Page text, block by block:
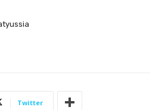
Twitter